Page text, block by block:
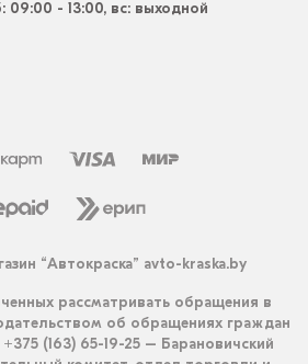
09:00 - 13:00, вс: выходной
“Автокраска” avto-kraska.by
рассматривать обращения в
об обращениях граждан
(163) 65-19-25 – Барановичский